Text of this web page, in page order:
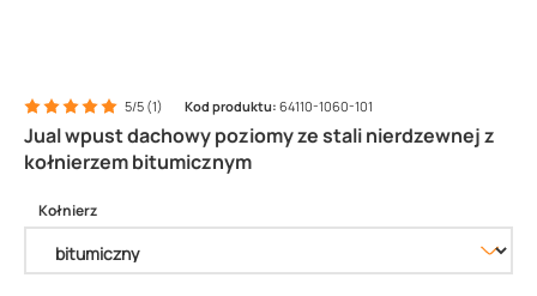
Jual wpust dachowy poziomy ze stali nierdzewnej z
kołnierzem bitumicznym
5/5 (1) Kod produktu: 64110-1060-101
Kołnierz